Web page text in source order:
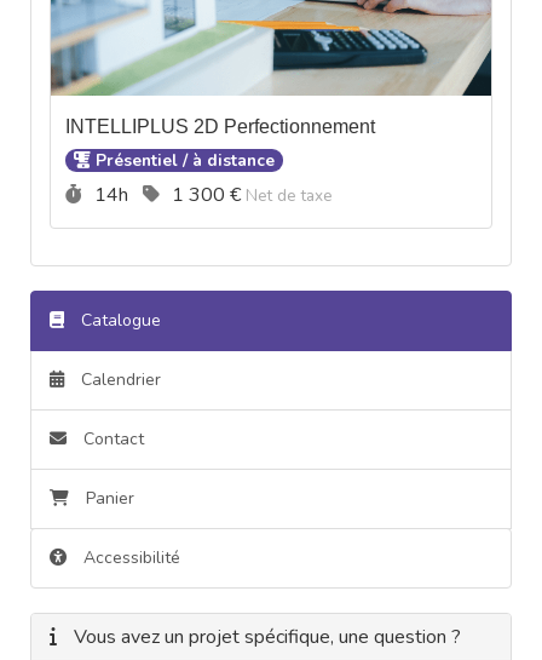
INTELLIPLUS 2D Perfectionnement
Présentiel / à distance
Durée :
14h Prix :
1 300 € Net de taxe
Catalogue
Calendrier
Contact
Panier
Accessibilité
Vous avez un projet spécifique, une question ?